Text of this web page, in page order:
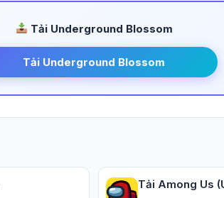
Tải Underground Blossom
Tải Underground Blossom
Tải Among Us